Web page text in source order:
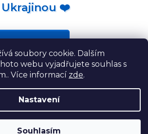
soubory cookie. Dalším
webu vyjadřujete souhlas s
Více informací zde.
Nastavení
Souhlasím
Ukrajinou ❤️